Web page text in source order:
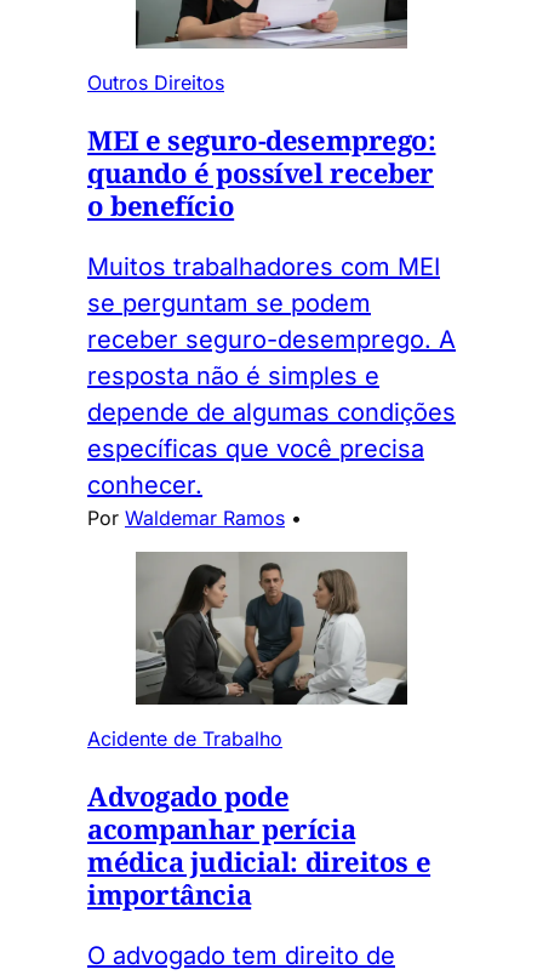
Outros Direitos
MEI e seguro-desemprego:
quando é possível receber
o benefício
Muitos trabalhadores com MEI
se perguntam se podem
receber seguro-desemprego. A
resposta não é simples e
depende de algumas condições
específicas que você precisa
conhecer.
Por Waldemar Ramos •
Acidente de Trabalho
Advogado pode
acompanhar perícia
médica judicial: direitos e
importância
O advogado tem direito de